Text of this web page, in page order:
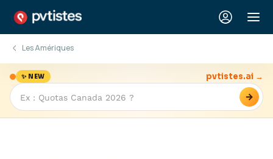
Les Amériques
✨ NEW
→
pvtistes.ai →